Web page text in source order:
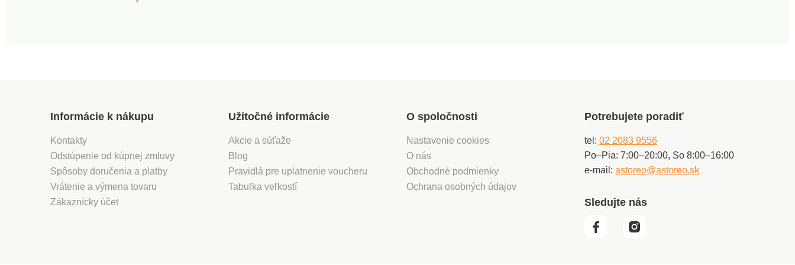
Informácie k nákupu
Kontakty
Odstúpenie od kúpnej zmluvy
Spôsoby doručenia a platby
Vrátenie a výmena tovaru
Zákaznícky účet
Užitočné informácie
Akcie a súťaže
Blog
Pravidlá pre uplatnenie voucheru
Tabuľka veľkostí
O spoločnosti
Nastavenie cookies
O nás
Obchodné podmienky
Ochrana osobných údajov
Potrebujete poradiť
tel: 02 2083 9556
Po–Pia: 7:00–20:00, So 8:00–16:00
e-mail: astoreo@astoreo.sk
Sledujte nás